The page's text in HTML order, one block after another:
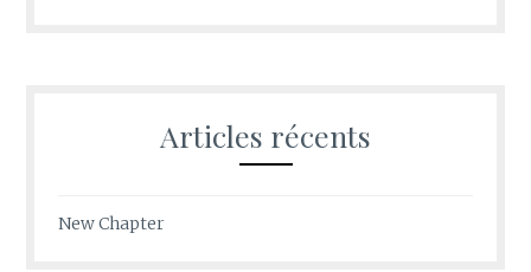
Articles récents
New Chapter